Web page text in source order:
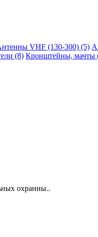
VHF (130-300) (5)
(8) Кронштейны, мачты
охранны..